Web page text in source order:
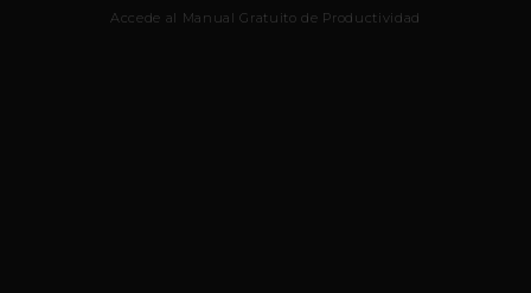
Accede al Manual Gratuito de Productividad